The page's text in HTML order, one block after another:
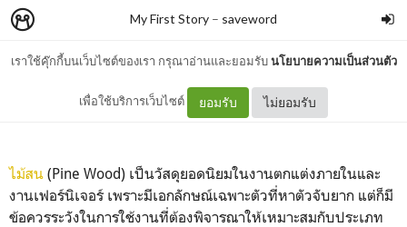
เราใช้คุ๊กกี้บนเว็บไซต์ของเรา กรุณาอ่านและยอมรับนโยบายความเป็นส่วนตัว
เพื่อใช้บริการเว็บไซต์ ยอมรับ ไม่ยอมรับ
My First Story – saveword
ทำความรู้จัก ไม้สน
ไม้สน (Pine Wood) เป็นวัสดุยอดนิยมในงานตกแต่งภายในและ
งานเฟอร์นิเจอร์ เพราะมีเอกลักษณ์เฉพาะตัวที่หาตัวจับยาก แต่ก็มี
ข้อควรระวังในการใช้งานที่ต้องพิจารณาให้เหมาะสมกับประเภท